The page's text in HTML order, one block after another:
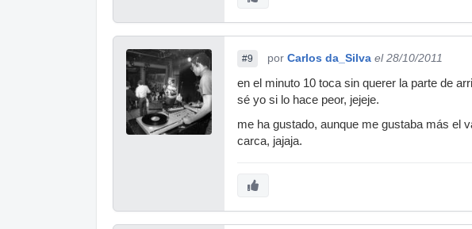
#9 por Carlos da_Silva el 28/10/2011
en el minuto 10 toca sin querer la parte de
sé yo si lo hace peor, jejeje.
me ha gustado, aunque me gustaba más el
carca, jajaja.